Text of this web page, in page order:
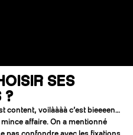
SES
?
content, voilàààà c’est bieeeen…
mince affaire. On a mentionné